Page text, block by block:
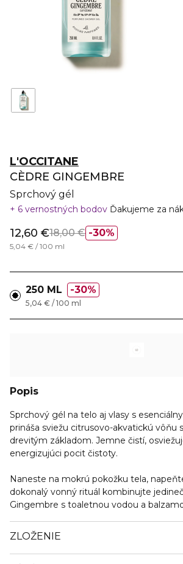
L'OCCITANE
CÈDRE GINGEMBRE
Sprchový gél
6 vernostných bodov Ďakujeme za
30%
12,60 €18,00 €
5,04 € / 100 ml
250 ML 30%
5,04 € / 100 ml
Popis
Sprchový gél na telo aj vlasy s
prináša sviežu citrusovo-akvatickú vôňu
drevitým základom. Jemne čistí,
energizujúci pocit čistoty.
Naneste na mokrú pokožku tela,
dokonalý vonný rituál kombinujte
Gingembre s toaletnou vodou a
ZLOŽENIE